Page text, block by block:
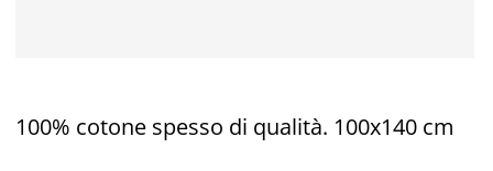
100% cotone spesso di qualità. 100x140 cm